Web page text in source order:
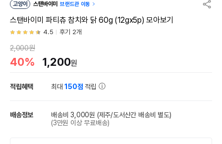
고양이 스탠바이미 브랜드관 이동
스탠바이미 파티츄 참치와 닭 60g (12gx5p) 모아보기
4.5 후기 2개
2,000원
40% 1,200원
적립혜택 최대150점 적립
배송정보 배송비 3,000원 (제주/도서산간 배송비 별도)
(3만원 이상 무료배송)